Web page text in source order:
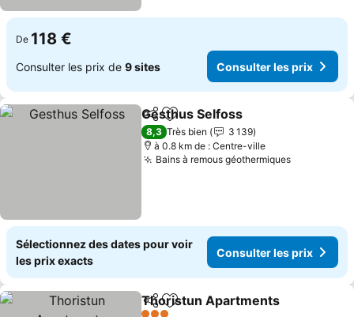
De 118 €
Consulter les prix de 9 sites Consulter les prix
PartagerAjouter à mes favoris
Gesthus Selfoss
8,3 Très bien
3 139
à 0.8 km de : Centre-ville
Bains à remous géothermiquesConsulter
Sélectionnez des dates pour voir
les prix exacts
Consulter les prix
PartagerAjouter à mes favoris
Thoristun Apartments